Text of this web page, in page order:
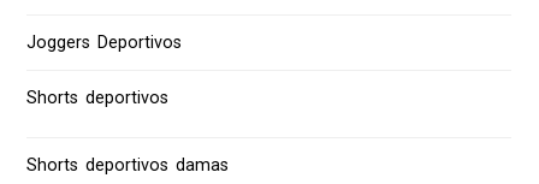
Joggers Deportivos
Shorts deportivos
Shorts deportivos damas